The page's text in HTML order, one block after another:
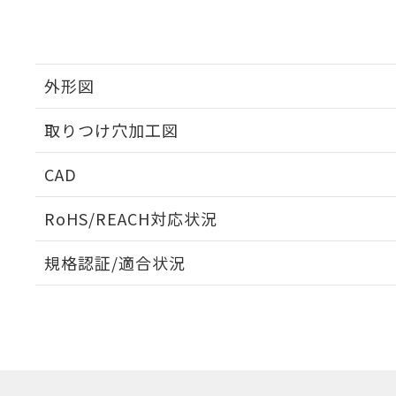
外形図
取りつけ穴加工図
CAD
RoHS/REACH対応状況
EU RoHS 注意事項・凡例
規格認証/適合状況